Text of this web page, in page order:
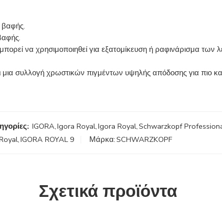
να χρησιμοποιηθεί για εξατομίκευση ή ραφινάρισμα
συλλογή χρωστικών πιγμέντων υψηλής απόδοσης για πιο
IGORA,Igora Royal,Igora Royal,Schwarzkopf
,IGORA ROYAL 9 Μάρκα:SCHWARZKOPF
Σχετικά προϊόντα